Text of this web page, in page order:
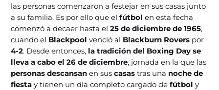
las personas comenzaron a festejar en sus casas junto
a su familia. Es por ello que elfútbolen esta fecha
comenzó a decaer hasta el 25 de diciembre de 1965,
cuando el Blackpoolvenció al Blackburn Rovers por
4-2. Desde entonces, la tradición del Boxing Day se
lleva a cabo el 26 de diciembre, jornada en la que las
personas descansanen suscasastras una noche de
fiestay tienen un día completo cargado defútboly